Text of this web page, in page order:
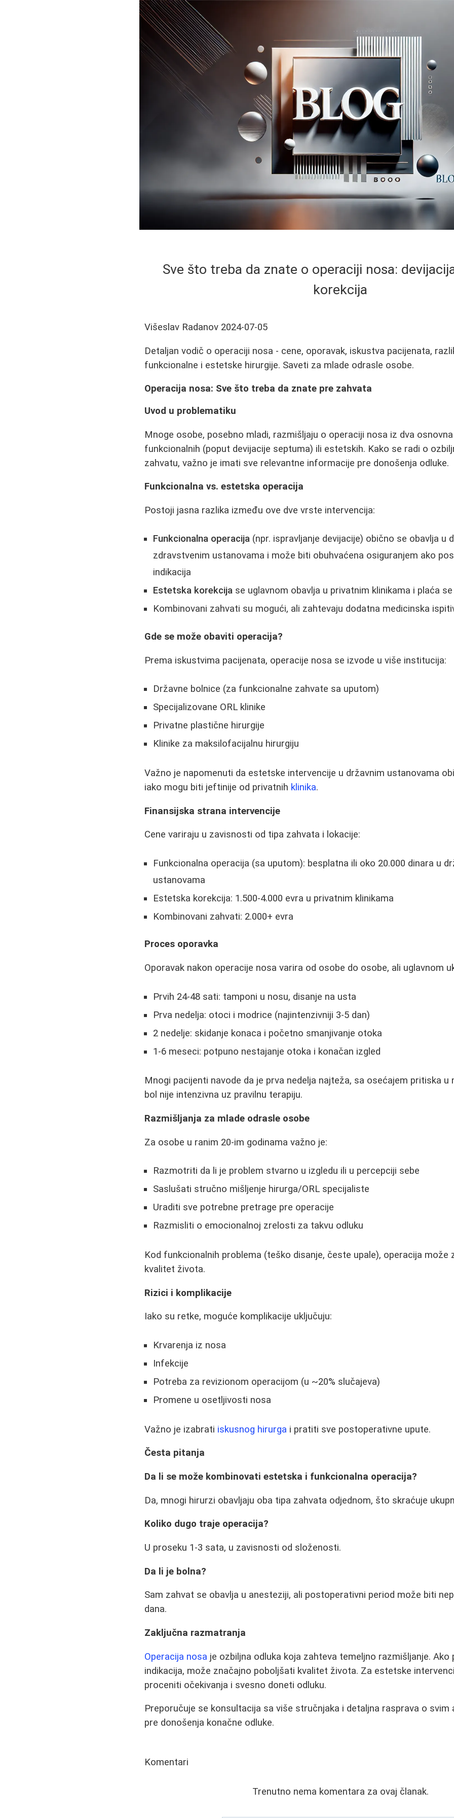
Sve što treba da znate o operaciji nosa:
korekcija
Višeslav Radanov 2024-07-05
Detaljan vodič o operaciji nosa - cene, oporavak, iskustva pacijenata,
funkcionalne i estetske hirurgije. Saveti za mlade odrasle osobe.
Operacija nosa: Sve što treba da znate pre zahvata
Uvod u problematiku
Mnoge osobe, posebno mladi, razmišljaju o operaciji nosa iz dva
funkcionalnih (poput devijacije septuma) ili estetskih. Kako se radi o
zahvatu, važno je imati sve relevantne informacije pre donošenja odluke.
Funkcionalna vs. estetska operacija
Postoji jasna razlika između ove dve vrste intervencija:
Funkcionalna operacija (npr. ispravljanje devijacije) obično se obavlja u
zdravstvenim ustanovama i može biti obuhvaćena osiguranjem ako
indikacija
Estetska korekcija se uglavnom obavlja u privatnim klinikama i plaća
Kombinovani zahvati su mogući, ali zahtevaju dodatna medicinska
Gde se može obaviti operacija?
Prema iskustvima pacijenata, operacije nosa se izvode u više institucija:
Državne bolnice (za funkcionalne zahvate sa uputom)
Specijalizovane ORL klinike
Privatne plastične hirurgije
Klinike za maksilofacijalnu hirurgiju
Važno je napomenuti da estetske intervencije u državnim ustanovama
iako mogu biti jeftinije od privatnih klinika.
Finansijska strana intervencije
Cene variraju u zavisnosti od tipa zahvata i lokacije:
Funkcionalna operacija (sa uputom): besplatna ili oko 20.000 dinara u
ustanovama
Estetska korekcija: 1.500-4.000 evra u privatnim klinikama
Kombinovani zahvati: 2.000+ evra
Proces oporavka
Oporavak nakon operacije nosa varira od osobe do osobe, ali uglavnom
Prvih 24-48 sati: tamponi u nosu, disanje na usta
Prva nedelja: otoci i modrice (najintenzivniji 3-5 dan)
2 nedelje: skidanje konaca i početno smanjivanje otoka
1-6 meseci: potpuno nestajanje otoka i konačan izgled
Mnogi pacijenti navode da je prva nedelja najteža, sa osećajem pritiska u
bol nije intenzivna uz pravilnu terapiju.
Razmišljanja za mlade odrasle osobe
Za osobe u ranim 20-im godinama važno je:
Razmotriti da li je problem stvarno u izgledu ili u percepciji sebe
Saslušati stručno mišljenje hirurga/ORL specijaliste
Uraditi sve potrebne pretrage pre operacije
Razmisliti o emocionalnoj zrelosti za takvu odluku
Kod funkcionalnih problema (teško disanje, česte upale), operacija može
kvalitet života.
Rizici i komplikacije
Iako su retke, moguće komplikacije uključuju:
Krvarenja iz nosa
Infekcije
Potreba za revizionom operacijom (u ~20% slučajeva)
Promene u osetljivosti nosa
Važno je izabrati iskusnog hirurga i pratiti sve postoperativne upute.
Česta pitanja
Da li se može kombinovati estetska i funkcionalna operacija?
Da, mnogi hirurzi obavljaju oba tipa zahvata odjednom, što skraćuje
Koliko dugo traje operacija?
U proseku 1-3 sata, u zavisnosti od složenosti.
Da li je bolna?
Sam zahvat se obavlja u anesteziji, ali postoperativni period može biti
dana.
Zaključna razmatranja
Operacija nosa je ozbiljna odluka koja zahteva temeljno razmišljanje.
indikacija, može značajno poboljšati kvalitet života. Za estetske
proceniti očekivanja i svesno doneti odluku.
Preporučuje se konsultacija sa više stručnjaka i detaljna rasprava o svim
pre donošenja konačne odluke.
Komentari
Trenutno nema komentara za ovaj članak.